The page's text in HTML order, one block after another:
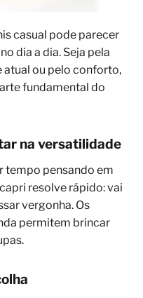
casual pode parecer
dia a dia. Seja pela
atual ou pelo conforto,
fundamental do
na versatilidade
tempo pensando em
resolve rápido: vai
vergonha. Os
permitem brincar